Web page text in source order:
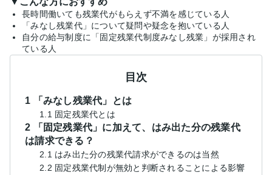
長時間働いても残業代がもらえず不満を感じている人
「みなし残業代」について疑問や疑念を抱いている人
自分の給与制度に「固定残業代制度みなし残業」が採用され
ている人
目次
1 「みなし残業代」とは
1.1 固定残業代とは
2 「固定残業代」に加えて、はみ出た分の残業代
は請求できる？
2.1 はみ出た分の残業代請求ができるのは当然
2.2 固定残業代制が無効と判断されることによる影響